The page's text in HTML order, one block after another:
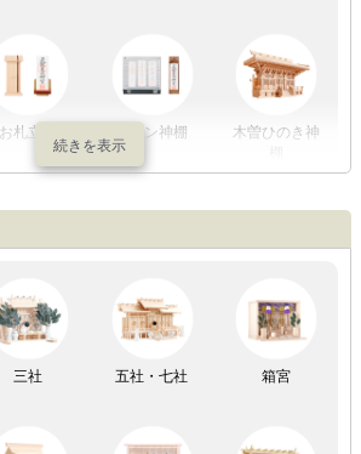
贈るセット 盆提灯単品 一対セット
～2万円
～3万円
以上
お札立て モダン神棚
木曽ひのき神
三社 五社・七社 箱宮